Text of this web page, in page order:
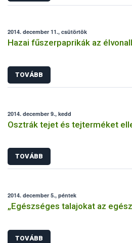
2014. december 11., csütörtök
Hazai fűszerpaprikák az
TOVÁBB
2014. december 9., kedd
Osztrák tejet és tejterméket
TOVÁBB
2014. december 5., péntek
„Egészséges talajokat az
TOVÁBB